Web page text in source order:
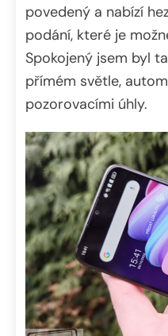
povedený a nabízí
podání, které je
Spokojený jsem byl
přímém světle,
pozorovacími úhly.